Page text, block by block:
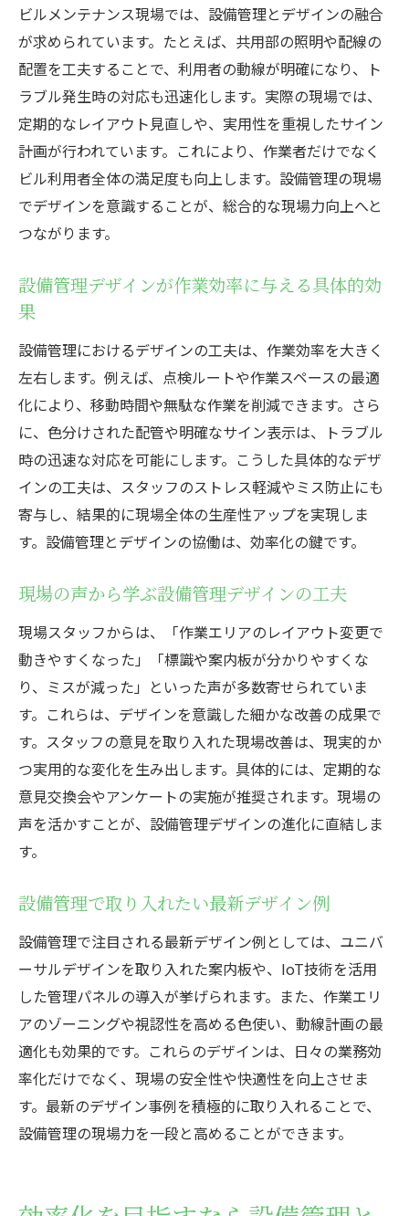
ビルメンテナンス現場では、設備管理とデザインの融合
が求められています。たとえば、共用部の照明や配線の
配置を工夫することで、利用者の動線が明確になり、ト
ラブル発生時の対応も迅速化します。実際の現場では、
定期的なレイアウト見直しや、実用性を重視したサイン
計画が行われています。これにより、作業者だけでなく
ビル利用者全体の満足度も向上します。設備管理の現場
でデザインを意識することが、総合的な現場力向上へと
つながります。
設備管理デザインが作業効率に与える具体的効
果
設備管理におけるデザインの工夫は、作業効率を大きく
左右します。例えば、点検ルートや作業スペースの最適
化により、移動時間や無駄な作業を削減できます。さら
に、色分けされた配管や明確なサイン表示は、トラブル
時の迅速な対応を可能にします。こうした具体的なデザ
インの工夫は、スタッフのストレス軽減やミス防止にも
寄与し、結果的に現場全体の生産性アップを実現しま
す。設備管理とデザインの協働は、効率化の鍵です。
現場の声から学ぶ設備管理デザインの工夫
現場スタッフからは、「作業エリアのレイアウト変更で
動きやすくなった」「標識や案内板が分かりやすくな
り、ミスが減った」といった声が多数寄せられていま
す。これらは、デザインを意識した細かな改善の成果で
す。スタッフの意見を取り入れた現場改善は、現実的か
つ実用的な変化を生み出します。具体的には、定期的な
意見交換会やアンケートの実施が推奨されます。現場の
声を活かすことが、設備管理デザインの進化に直結しま
す。
設備管理で取り入れたい最新デザイン例
設備管理で注目される最新デザイン例としては、ユニバ
ーサルデザインを取り入れた案内板や、IoT技術を活用
した管理パネルの導入が挙げられます。また、作業エリ
アのゾーニングや視認性を高める色使い、動線計画の最
適化も効果的です。これらのデザインは、日々の業務効
率化だけでなく、現場の安全性や快適性を向上させま
す。最新のデザイン事例を積極的に取り入れることで、
設備管理の現場力を一段と高めることができます。